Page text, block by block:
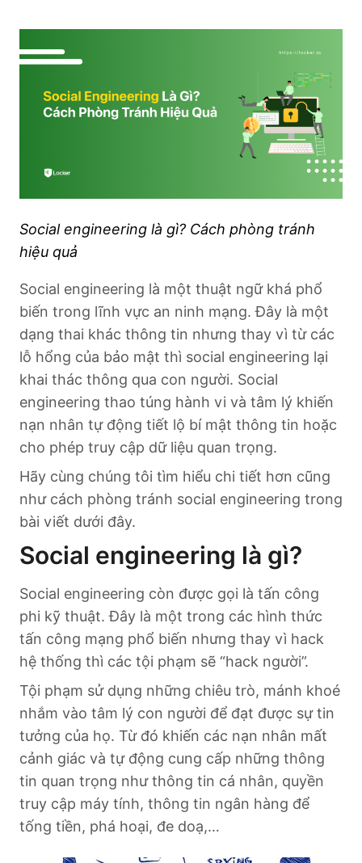
Social engineering là gì? Cách phòng tránh
hiệu quả
Social engineering là một thuật ngữ khá phổ
biến trong lĩnh vực an ninh mạng. Đây là một
dạng thai khác thông tin nhưng thay vì từ các
lỗ hổng của bảo mật thì social engineering lại
khai thác thông qua con người. Social
engineering thao túng hành vi và tâm lý khiến
nạn nhân tự động tiết lộ bí mật thông tin hoặc
cho phép truy cập dữ liệu quan trọng.
Hãy cùng chúng tôi tìm hiểu chi tiết hơn cũng
như cách phòng tránh social engineering trong
bài viết dưới đây.
Social engineering là gì?
Social engineering còn được gọi là tấn công
phi kỹ thuật. Đây là một trong các hình thức
tấn công mạng phổ biến nhưng thay vì hack
hệ thống thì các tội phạm sẽ “hack người”.
Tội phạm sử dụng những chiêu trò, mánh khoé
nhắm vào tâm lý con người để đạt được sự tin
tưởng của họ. Từ đó khiến các nạn nhân mất
cảnh giác và tự động cung cấp những thông
tin quan trọng như thông tin cá nhân, quyền
truy cập máy tính, thông tin ngân hàng để
tống tiền, phá hoại, đe doạ,…